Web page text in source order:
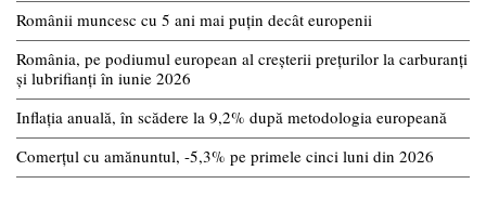
Românii muncesc cu 5 ani mai puțin decât europenii
România, pe podiumul european al creșterii prețurilor la carburanți
și lubrifianți în iunie 2026
Inflația anuală, în scădere la 9,2% după metodologia europeană
Comerțul cu amănuntul, -5,3% pe primele cinci luni din 2026